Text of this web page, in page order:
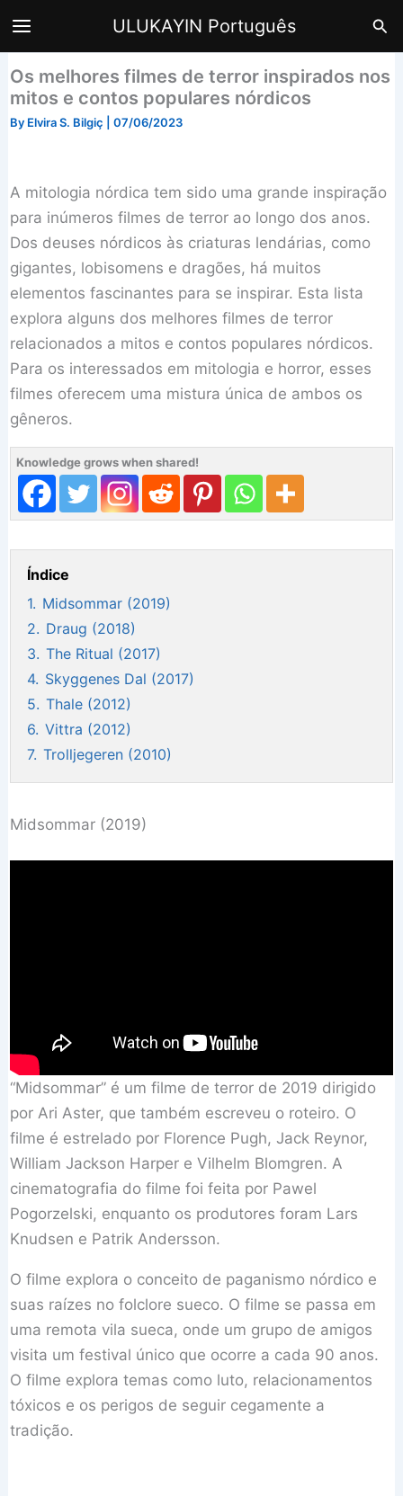
to
ULUKAYIN Português
Os melhores filmes de terror inspirados nos
mitos e contos populares nórdicos
By Elvira S. Bilgiç |07/06/2023
A mitologia nórdica tem sido uma grande inspiração
para inúmeros filmes de terror ao longo dos anos.
Dos deuses nórdicos às criaturas lendárias, como
gigantes, lobisomens e dragões, há muitos
elementos fascinantes para se inspirar. Esta lista
explora alguns dos melhores filmes de terror
relacionados a mitos e contos populares nórdicos.
Para os interessados em mitologia e horror, esses
filmes oferecem uma mistura única de ambos os
gêneros.
Knowledge grows when shared!
Índice
1. Midsommar (2019)
2. Draug (2018)
3. The Ritual (2017)
4. Skyggenes Dal (2017)
5. Thale (2012)
6. Vittra (2012)
7. Trolljegeren (2010)
Midsommar (2019)
“Midsommar” é um filme de terror de 2019 dirigido
por Ari Aster, que também escreveu o roteiro. O
filme é estrelado por Florence Pugh, Jack Reynor,
William Jackson Harper e Vilhelm Blomgren. A
cinematografia do filme foi feita por Pawel
Pogorzelski, enquanto os produtores foram Lars
Knudsen e Patrik Andersson.
O filme explora o conceito de paganismo nórdico e
suas raízes no folclore sueco. O filme se passa em
uma remota vila sueca, onde um grupo de amigos
visita um festival único que ocorre a cada 90 anos.
O filme explora temas como luto, relacionamentos
tóxicos e os perigos de seguir cegamente a
tradição.